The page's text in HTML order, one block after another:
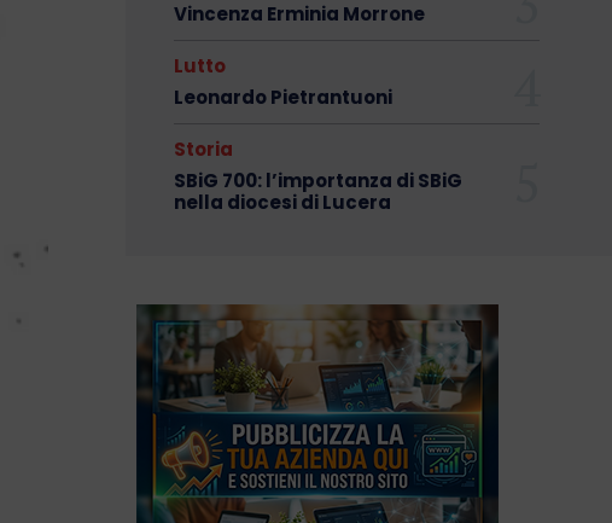
Vincenza Erminia Morrone
Lutto
Leonardo Pietrantuoni
Storia
SBiG 700: l’importanza di SBiG
nella diocesi di Lucera